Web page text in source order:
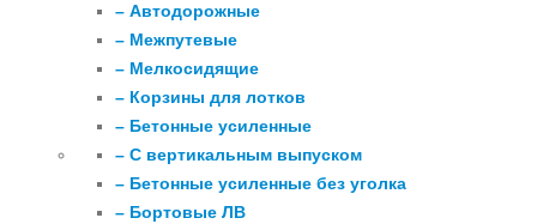
– Автодорожные
– Межпутевые
– Мелкосидящие
– Корзины для лотков
– Бетонные усиленные
– С вертикальным выпуском
– Бетонные усиленные без уголка
– Бортовые ЛВ